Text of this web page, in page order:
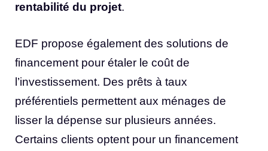
rentabilité du projet.
EDF propose également des solutions de
financement pour étaler le coût de
l’investissement. Des prêts à taux
préférentiels permettent aux ménages de
lisser la dépense sur plusieurs années.
Certains clients optent pour un financement